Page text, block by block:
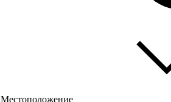
Местоположение